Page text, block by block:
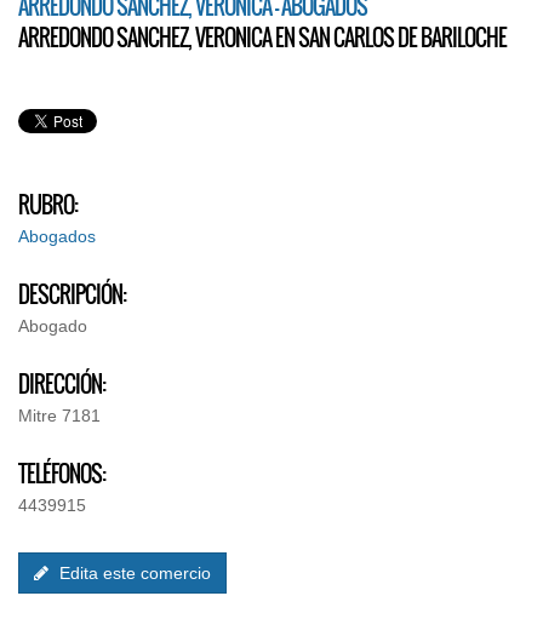
ARREDONDO SANCHEZ, VERONICA EN SAN CARLOS DE BARILOCHE
RUBRO:
Abogados
DESCRIPCIÓN:
Abogado
DIRECCIÓN:
Mitre 7181
TELÉFONOS:
4439915
Edita este comercio